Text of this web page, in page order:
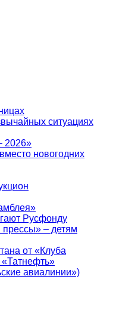
ситуациях
2026»
новогодних
Русфонду
– детям
от «Клуба
авиалинии»)